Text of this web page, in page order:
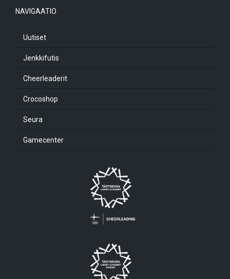
NAVIGAATIO
Uutiset
Jenkkifutis
Cheerleaderit
Crocoshop
Seura
Gamecenter